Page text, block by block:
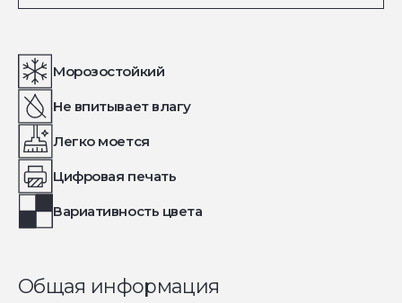
Морозостойкий
Не впитывает влагу
Легко моется
Цифровая печать
Вариативность цвета
Общая информация